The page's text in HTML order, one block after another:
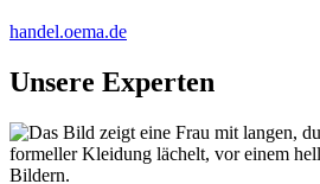
handel.oema.de
Unsere Experten